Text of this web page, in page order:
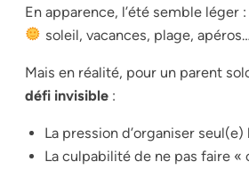
En apparence, l’été semble léger :
soleil, vacances, plage, apéros…
Mais en réalité, pour un parent
défi invisible :
La pression d’organiser seul(e)
La culpabilité de ne pas faire «